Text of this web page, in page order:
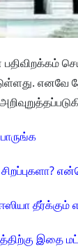
பதிவிறக்கம்
எனவே
பாருங்க
தீர்க்கும்
இதை